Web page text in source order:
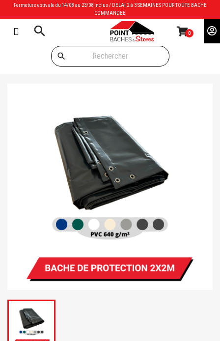
Fermeture estivale du 14/08 au 23/08 inclus / DELAI 2 à 3 SEMAINES POUR TOUTE BACHE
COMMANDEE
search 0
search